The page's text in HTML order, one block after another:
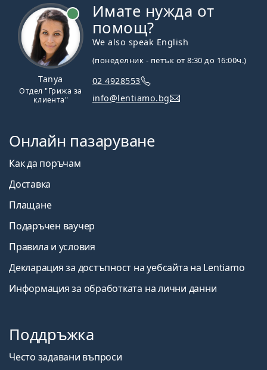
Tanya
Отдел "Грижа за
клиента"
Имате нужда от
помощ?
We also speak English
(понеделник - петък от 8:30 до 16:00ч.)
02 4928553
info@lentiamo.bg
Онлайн пазаруване
Как да поръчам
Доставка
Плащане
Подаръчен ваучер
Правила и условия
Декларация за достъпност на уебсайта на Lentiamo
Информация за обработката на лични данни
Поддръжка
Често задавани въпроси